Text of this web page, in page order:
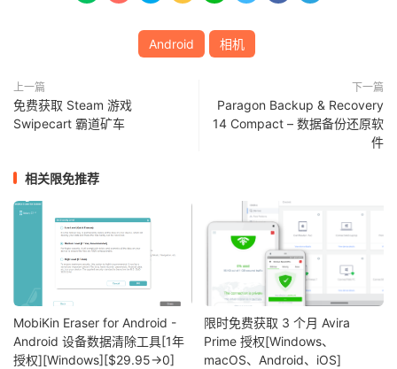
Android 相机
上一篇
免费获取 Steam 游戏
Swipecart 霸道矿车
下一篇
Paragon Backup & Recovery
14 Compact – 数据备份还原软
件
相关限免推荐
MobiKin Eraser for Android -
Android 设备数据清除工具[1年
授权][Windows][$29.95→0]
限时免费获取 3 个月 Avira
Prime 授权[Windows、
macOS、Android、iOS]